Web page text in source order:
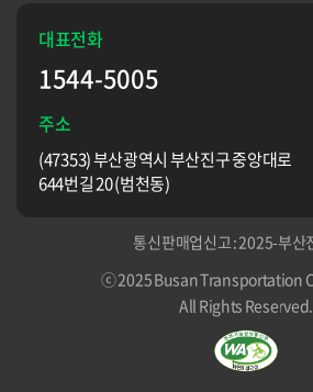
대표전화
1544-5005
주소
(47353) 부산광역시 부산진구 중앙대로
644번길 20 (범천동)
통신판매업신고 : 2025-부산
ⓒ 2025 Busan Transportation
All Rights Reserved.